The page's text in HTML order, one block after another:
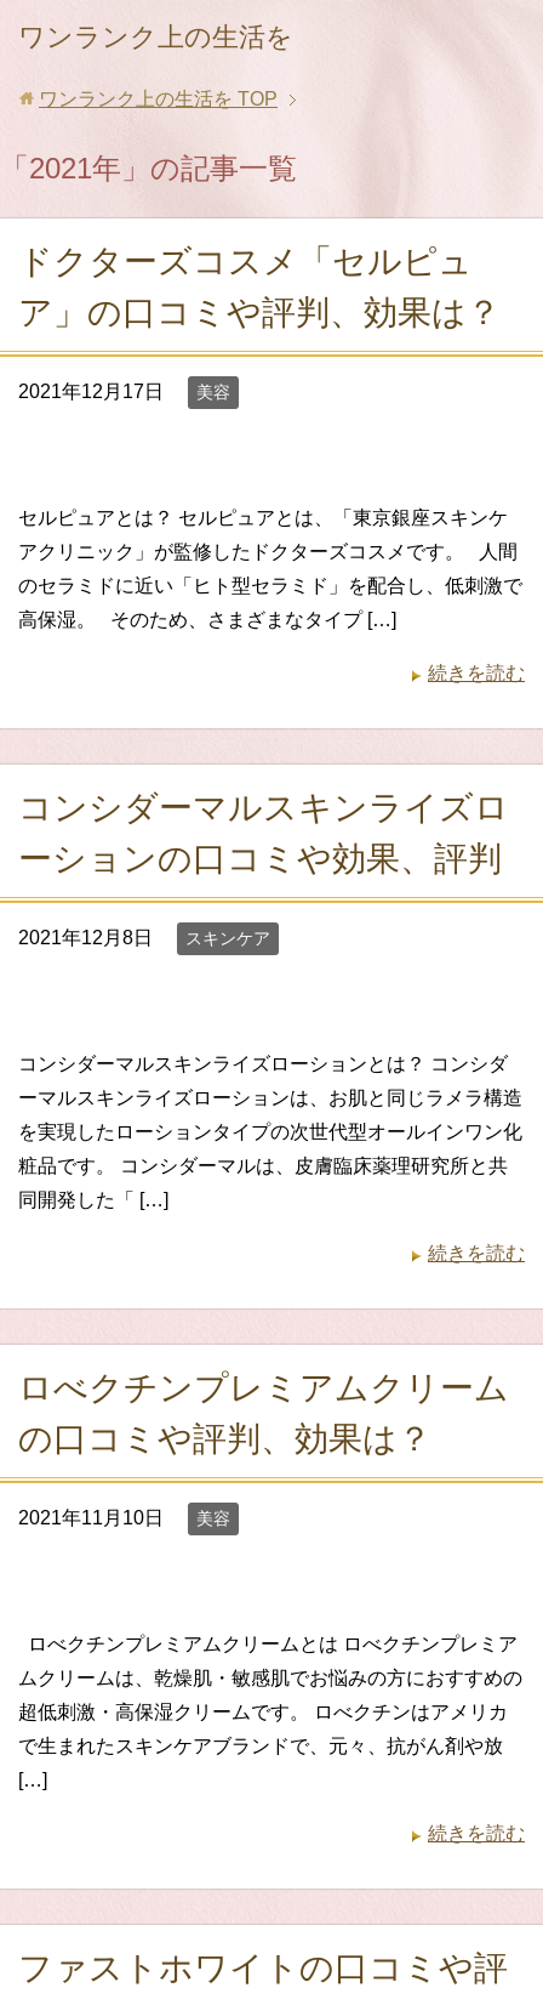
ワンランク上の生活を
ワンランク上の生活を TOP
「2021年」の記事一覧
ドクターズコスメ「セルピュ
ア」の口コミや評判、効果は？
2021年12月17日 美容
セルピュアとは？ セルピュアとは、「東京銀座スキンケ
アクリニック」が監修したドクターズコスメです。 人間
のセラミドに近い「ヒト型セラミド」を配合し、低刺激で
高保湿。 そのため、さまざまなタイプ […]
続きを読む
コンシダーマルスキンライズロ
ーションの口コミや効果、評判
2021年12月8日 スキンケア
コンシダーマルスキンライズローションとは？ コンシダ
ーマルスキンライズローションは、お肌と同じラメラ構造
を実現したローションタイプの次世代型オールインワン化
粧品です。 コンシダーマルは、皮膚臨床薬理研究所と共
同開発した「 […]
続きを読む
ロべクチンプレミアムクリーム
の口コミや評判、効果は？
2021年11月10日 美容
ロべクチンプレミアムクリームとは ロべクチンプレミア
ムクリームは、乾燥肌・敏感肌でお悩みの方におすすめの
超低刺激・高保湿クリームです。 ロべクチンはアメリカ
で生まれたスキンケアブランドで、元々、抗がん剤や放
[…]
続きを読む
ファストホワイトの口コミや評